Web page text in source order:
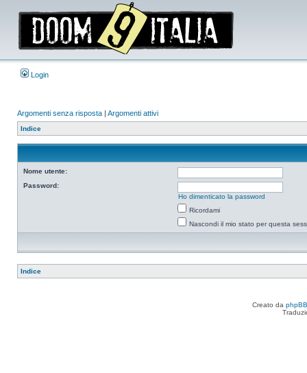
Login
Argomenti senza risposta | Argomenti attivi
Indice
Nome utente:
Password:
Ho dimenticato la password
Ricordami
Nascondi il mio stato per questa
Indice
Creato da phpBB